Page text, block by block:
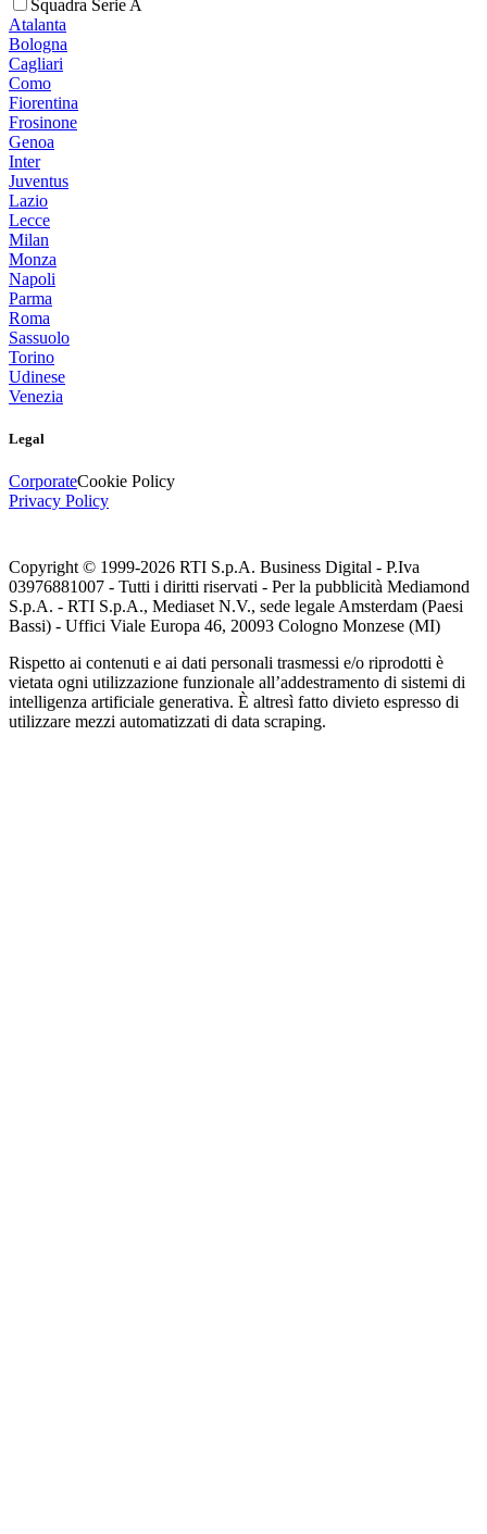
Squadra Serie A
Atalanta
Bologna
Cagliari
Como
Fiorentina
Frosinone
Genoa
Inter
Juventus
Lazio
Lecce
Milan
Monza
Napoli
Parma
Roma
Sassuolo
Torino
Udinese
Venezia
Legal
CorporateCookie Policy
Privacy Policy
Copyright © 1999-2026 RTI S.p.A. Business Digital - P.Iva
03976881007 - Tutti i diritti riservati - Per la pubblicità Mediamond
S.p.A. - RTI S.p.A., Mediaset N.V., sede legale Amsterdam (Paesi
Bassi) - Uffici Viale Europa 46, 20093 Cologno Monzese (MI)
Rispetto ai contenuti e ai dati personali trasmessi e/o riprodotti è
vietata ogni utilizzazione funzionale all’addestramento di sistemi di
intelligenza artificiale generativa. È altresì fatto divieto espresso di
utilizzare mezzi automatizzati di data scraping.